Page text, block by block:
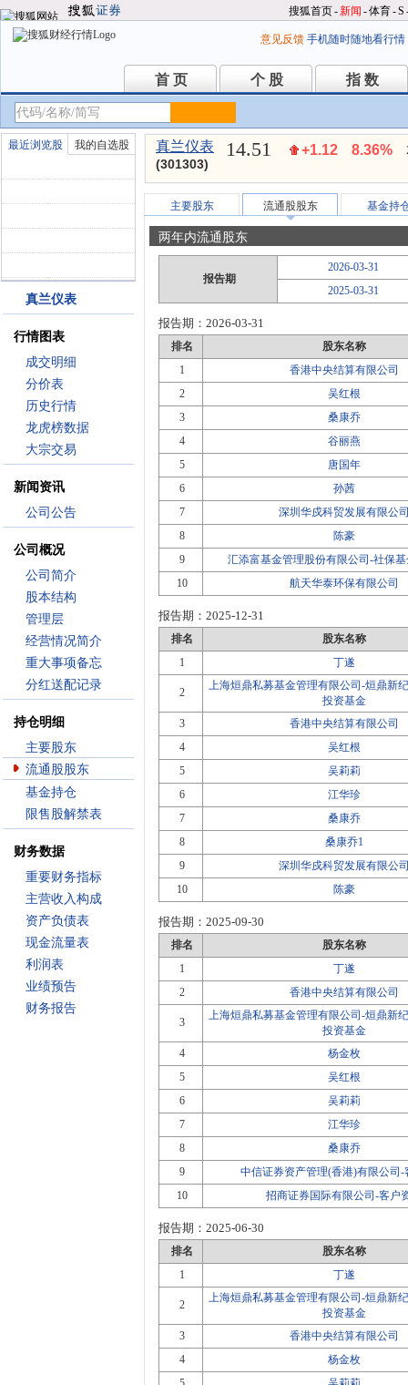
搜狐首页-新闻 -体育-S
意见反馈 手机随时随地看行情
首 页
首 页 个 股
个 股 指 数
指 数
最近浏览股 我的自选股
真兰仪表
行情图表
成交明细
分价表
历史行情
龙虎榜数据
大宗交易
新闻资讯
公司公告
公司概况
公司简介
股本结构
管理层
经营情况简介
重大事项备忘
分红送配记录
持仓明细
主要股东
流通股股东
基金持仓
限售股解禁表
财务数据
重要财务指标
主营收入构成
资产负债表
现金流量表
利润表
业绩预告
财务报告
真兰仪表
(301303)
14.51 +1.12 8.36%
主要股东 流通股股东 基金持
两年内流通股东
报告期
2026-03-31
2025-03-31
报告期： 2026-03-31
排名
股东名称
1
香港中央结算有限公司
2
吴红根
3
桑康乔
4
谷丽燕
5
唐国年
6
孙茜
7
深圳华戍科贸发展有限公
8
陈豪
9
汇添富基金管理股份有限公司-社保基
10
航天华泰环保有限公司
报告期： 2025-12-31
排名
股东名称
1
丁遂
2
上海烜鼎私募基金管理有限公司-烜鼎新
投资基金
3
香港中央结算有限公司
4
吴红根
5
吴莉莉
6
江华珍
7
桑康乔
8
桑康乔1
9
深圳华戍科贸发展有限公
10
陈豪
报告期： 2025-09-30
排名
股东名称
1
丁遂
2
香港中央结算有限公司
3
上海烜鼎私募基金管理有限公司-烜鼎新
投资基金
4
杨金枚
5
吴红根
6
吴莉莉
7
江华珍
8
桑康乔
9
中信证券资产管理(香港)有限公司-
10
招商证券国际有限公司-客户
报告期： 2025-06-30
排名
股东名称
1
丁遂
2
上海烜鼎私募基金管理有限公司-烜鼎新
投资基金
3
香港中央结算有限公司
4
杨金枚